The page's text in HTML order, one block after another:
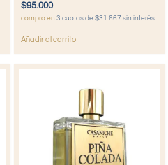
$95.000
compra en 3 cuotas de $31.667 sin interés
Añadir al carrito